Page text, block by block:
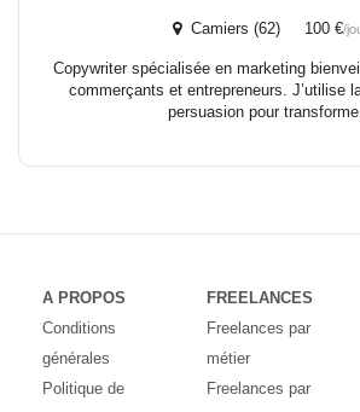
Camiers (62) 100 €/
Copywriter spécialisée en marketing
commerçants et entrepreneurs. J’utilise
persuasion pour
A PROPOS
Conditions
générales
Politique de
FREELANCES
Freelances par
métier
Freelances par